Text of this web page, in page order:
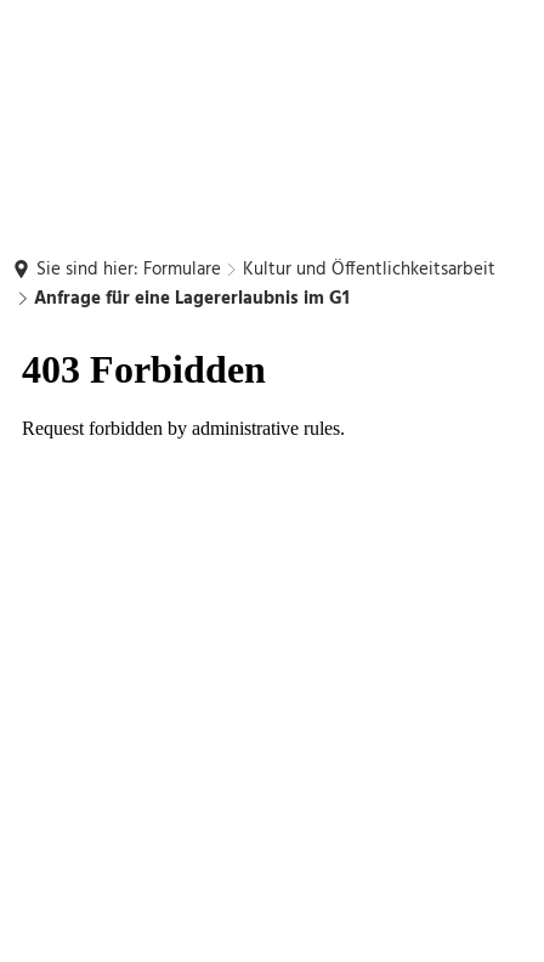
Sie sind hier: Formulare
Kultur und Öffentlichkeitsarbeit
Anfrage für eine Lagererlaubnis im G1
Anfrage
eine